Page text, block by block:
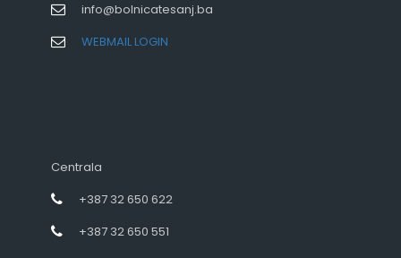
info@bolnicatesanj.ba
WEBMAIL LOGIN
Centrala
+387 32 650 622
+387 32 650 551